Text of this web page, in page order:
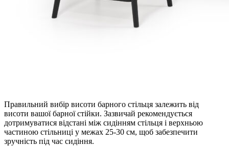
Правильний вибір висоти барного стільця залежить від
висоти вашої барної стійки. Зазвичай рекомендується
дотримуватися відстані між сидінням стільця і верхньою
частиною стільниці у межах 25-30 см, щоб забезпечити
зручність під час сидіння.